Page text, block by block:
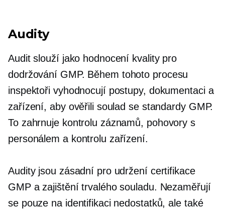
Audity
Audit slouží jako hodnocení kvality pro
dodržování GMP. Během tohoto procesu
inspektoři vyhodnocují postupy, dokumentaci a
zařízení, aby ověřili soulad se standardy GMP.
To zahrnuje kontrolu záznamů, pohovory s
personálem a kontrolu zařízení.
Audity jsou zásadní pro udržení certifikace
GMP a zajištění trvalého souladu. Nezaměřují
se pouze na identifikaci nedostatků, ale také